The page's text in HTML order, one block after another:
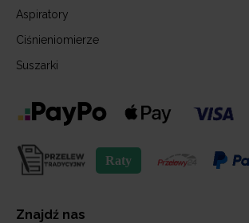
Aspiratory
Ciśnieniomierze
Suszarki
Znajdź nas